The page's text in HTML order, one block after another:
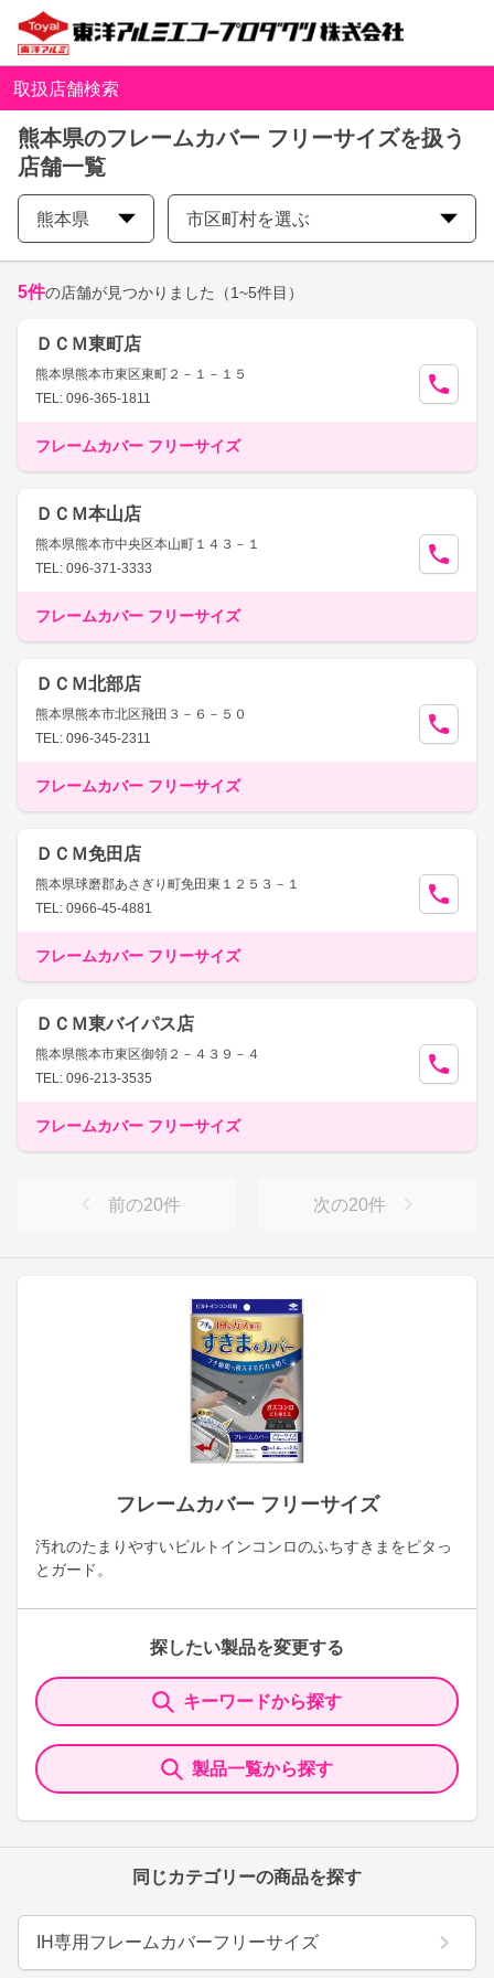
取扱店舗検索
熊本県のフレームカバー フリーサイズを扱う
店舗一覧
熊本県 市区町村を選ぶ
フレームカバー フリーサイズ
汚れのたまりやすいビルトインコンロのふちすきまをピタっ
とガード。
探したい製品を変更する
キーワードから探す
製品一覧から探す
同じカテゴリーの商品を探す
IH専用フレームカバーフリーサイズ
5件の店舗が見つかりました （1~5件目）
ＤＣＭ東町店
熊本県熊本市東区東町２－１－１５
TEL: 096-365-1811
フレームカバー フリーサイズ
ＤＣＭ本山店
熊本県熊本市中央区本山町１４３－１
TEL: 096-371-3333
フレームカバー フリーサイズ
ＤＣＭ北部店
熊本県熊本市北区飛田３－６－５０
TEL: 096-345-2311
フレームカバー フリーサイズ
ＤＣＭ免田店
熊本県球磨郡あさぎり町免田東１２５３－１
TEL: 0966-45-4881
フレームカバー フリーサイズ
ＤＣＭ東バイパス店
熊本県熊本市東区御領２－４３９－４
TEL: 096-213-3535
フレームカバー フリーサイズ
前の20件 次の20件